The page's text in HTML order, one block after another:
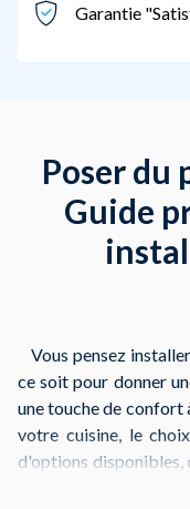
Garantie
Poser du
Guide
Vous pensez
ce soit pour donner
une touche de confort
votre cuisine, le
d'options disponibles,